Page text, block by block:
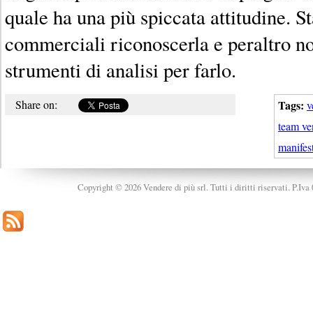
quale ha una più spiccata attitudine.
commerciali riconoscerla e peraltro
strumenti di analisi per farlo.
Tags:
team
Share on:
Copyright © 2026 Vendere di più srl. Tutti i diritti riservati. P.Iva